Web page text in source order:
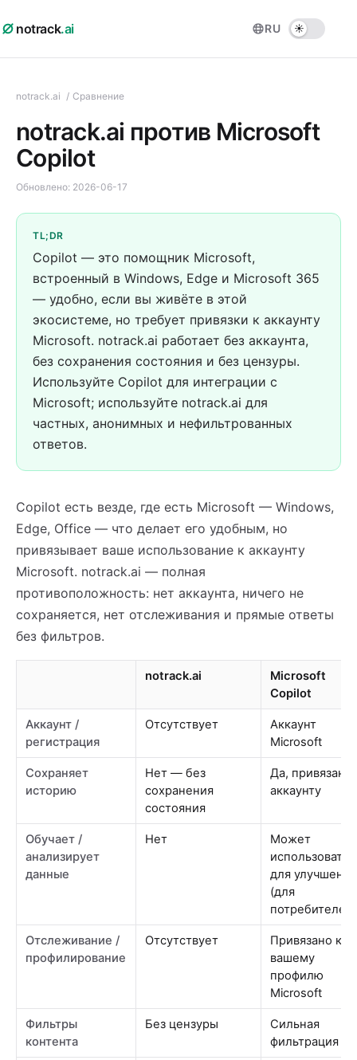
notrack.ai RU
notrack.ai / Сравнение
notrack.ai против Microsoft
Copilot
Обновлено: 2026-06-17
TL;DR
Copilot — это помощник Microsoft,
встроенный в Windows, Edge и Microsoft 365
— удобно, если вы живёте в этой
экосистеме, но требует привязки к аккаунту
Microsoft. notrack.ai работает без аккаунта,
без сохранения состояния и без цензуры.
Используйте Copilot для интеграции с
Microsoft; используйте notrack.ai для
частных, анонимных и нефильтрованных
ответов.
Copilot есть везде, где есть Microsoft — Windows,
Edge, Office — что делает его удобным, но
привязывает ваше использование к аккаунту
Microsoft. notrack.ai — полная
противоположность: нет аккаунта, ничего не
сохраняется, нет отслеживания и прямые ответы
без фильтров.
notrack.ai
Microsoft
Copilot
Аккаунт /
регистрация
Отсутствует
Аккаунт
Microsoft
Сохраняет
историю
Нет — без
сохранения
состояния
Да, привязано
аккаунту
Обучает /
анализирует
данные
Нет
Может
для улучшения
(для
потребителей)
Отслеживание /
профилирование
Отсутствует
Привязано к
вашему
профилю
Microsoft
Фильтры
контента
Без цензуры
Сильная
фильтрация